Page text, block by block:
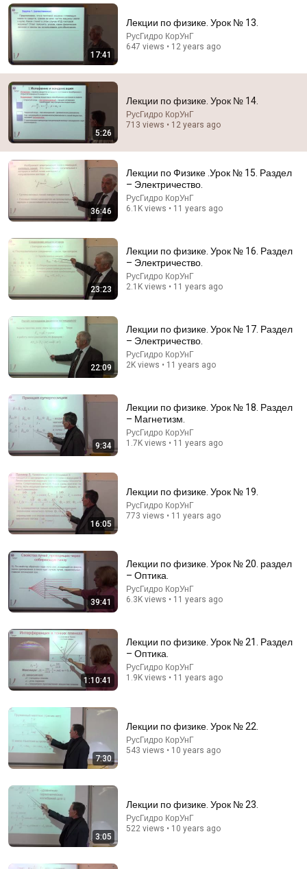
1:11:13
I Sealed a Glass-Destroying Metal in Glass
Advanced Tinkering
Ваша безумная храбрость (короткометражный
фильм, 1970)
Видачество • 175K views
Comedy Club: Голосовые от друга | Батрутдинов,
Карибидис, Шкуро @ComedyClubRussia
Comedy Club • 6.3M views
17:41
Лекции по физике. Урок № 13.
РусГидро КорУнГ
647 views • 12 years ago
5:26
Лекции по физике. Урок № 14.
РусГидро КорУнГ
713 views • 12 years ago
36:46
Лекции по Физике .Урок № 15. Раздел
– Электричество.
РусГидро КорУнГ
6.1K views • 11 years ago
23:23
Лекции по физике. Урок № 16. Раздел
– Электричество.
РусГидро КорУнГ
2.1K views • 11 years ago
22:09
Лекции по физике. Урок № 17. Раздел
– Электричество.
РусГидро КорУнГ
2K views • 11 years ago
9:34
Лекции по физике. Урок № 18. Раздел
– Магнетизм.
РусГидро КорУнГ
1.7K views • 11 years ago
16:05
Лекции по физике. Урок № 19.
РусГидро КорУнГ
773 views • 11 years ago
39:41
Лекции по физике. Урок № 20. раздел
– Оптика.
РусГидро КорУнГ
6.3K views • 11 years ago
1:10:41
Лекции по физике. Урок № 21. Раздел
– Оптика.
РусГидро КорУнГ
1.9K views • 11 years ago
7:30
Лекции по физике. Урок № 22.
РусГидро КорУнГ
543 views • 10 years ago
3:05
Лекции по физике. Урок № 23.
РусГидро КорУнГ
522 views • 10 years ago